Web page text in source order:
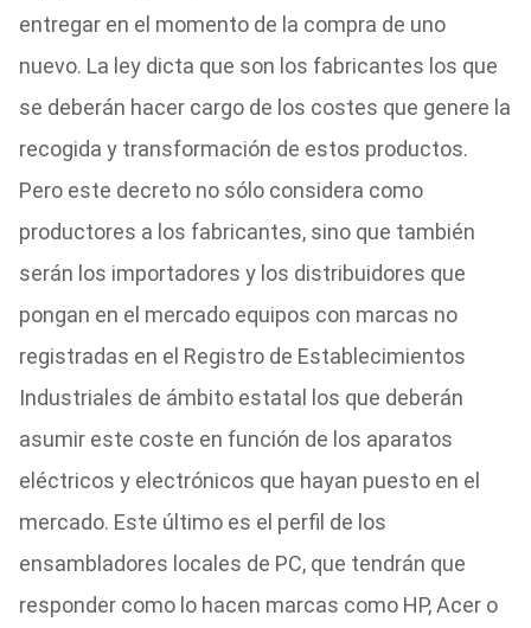
entregar en el momento de la compra de uno
nuevo. La ley dicta que son los fabricantes los que
se deberán hacer cargo de los costes que genere la
recogida y transformación de estos productos.
Pero este decreto no sólo considera como
productores a los fabricantes, sino que también
serán los importadores y los distribuidores que
pongan en el mercado equipos con marcas no
registradas en el Registro de Establecimientos
Industriales de ámbito estatal los que deberán
asumir este coste en función de los aparatos
eléctricos y electrónicos que hayan puesto en el
mercado. Este último es el perfil de los
ensambladores locales de PC, que tendrán que
responder como lo hacen marcas como HP, Acer o